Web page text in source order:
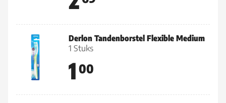
Derlon Tandenborstel Flexible Medium
1 Stuks
1 00